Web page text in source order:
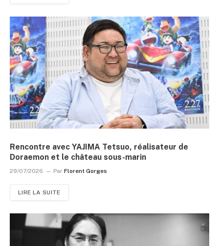
Rencontre avec YAJIMA Tetsuo, réalisateur de
Doraemon et le château sous-marin
29/07/2026 Par Florent Gorges
LIRE LA SUITE